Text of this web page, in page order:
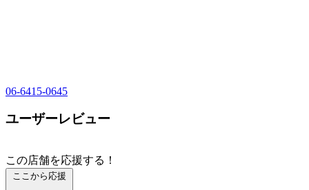
06-6415-0645
ユーザーレビュー
この店舗を応援する！
ここから応援